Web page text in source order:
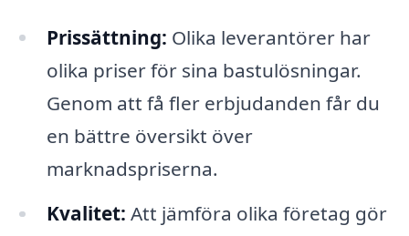
Prissättning: Olika leverantörer har
olika priser för sina bastulösningar.
Genom att få fler erbjudanden får du
en bättre översikt över
marknadspriserna.
Kvalitet: Att jämföra olika företag gör